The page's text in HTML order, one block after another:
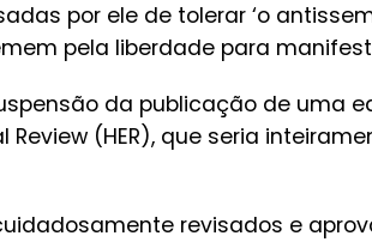
por ele de tolerar ‘o
pela liberdade para
da publicação de uma
Review (HER), que seria
revisados e